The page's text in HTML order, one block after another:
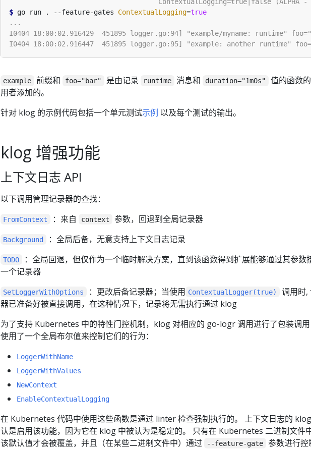
$ go run . --feature-gates ContextualLogging=true
example 前缀和 foo="bar" 是由记录 runtime 消息和 duration="1m0s"
值的函数
用者添加的。
针对 klog 的示例代码包括一个单元测试示例 以及每个测试的输出。
klog 增强功能
上下文日志 API
以下调用管理记录器的查找：
FromContext ：来自 context 参数，回退到全局记录器
Background ：全局后备，无意支持上下文日志记录
TODO
：全局回退，但仅作为一个临时解决方案，直到该函数得到扩展能够通过其参数
一个记录器
SetLoggerWithOptions ：更改后备记录器；当使用 ContextualLogger(true)
调用时,
器已准备好被直接调用，在这种情况下，记录将无需执行通过 klog
为了支持 Kubernetes 中的特性门控机制，klog 对相应的 go-logr 调用进行了包装调
使用了一个全局布尔值来控制它们的行为：
LoggerWithName
LoggerWithValues
NewContext
EnableContextualLogging
在 Kubernetes 代码中使用这些函数是通过 linter 检查强制执行的。 上下文日志的
认是启用该功能，因为它在 klog 中被认为是稳定的。 只有在 Kubernetes 二进制文件
该默认值才会被覆盖，并且（在某些二进制文件中）通过
--feature-gate 参数进行控